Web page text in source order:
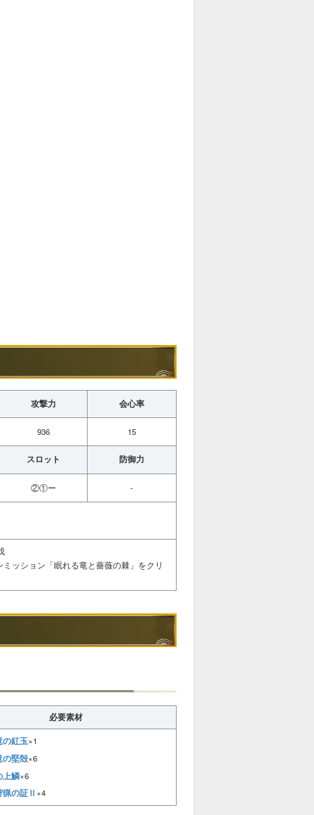
攻撃力 会心率
936 15
スロット 防御力
②①ー -
ミッション「眠れる竜と薔薇の棘」をクリ
必要素材
の紅玉×1
の堅殻×6
上鱗×6
猟の証Ⅱ ×4